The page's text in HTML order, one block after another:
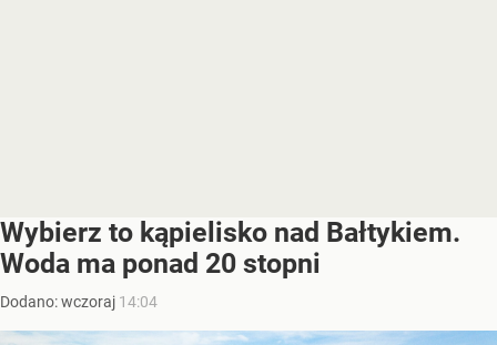
Wybierz to kąpielisko nad Bałtykiem.
Woda ma ponad 20 stopni
Dodano:wczoraj 14:04